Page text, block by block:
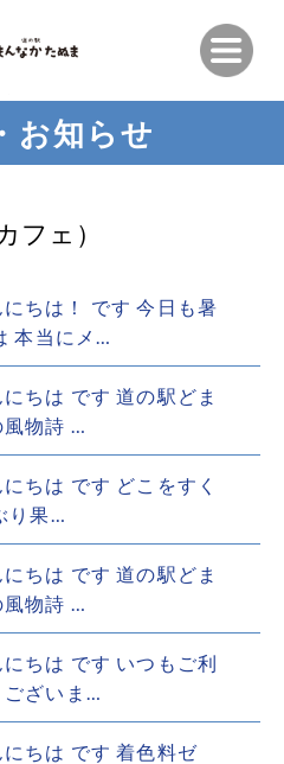
お知らせ
フェ）
ちは！ です 今日も暑
本当にメ…
ちは︎ です️ 道の駅どま
風物詩 …
ちは︎ です️ どこをすく
り果…
ちは︎ です️ 道の駅どま
風物詩 …
ちは︎ です️ いつもご利
ございま…
ちは︎ です️ 着色料ゼ